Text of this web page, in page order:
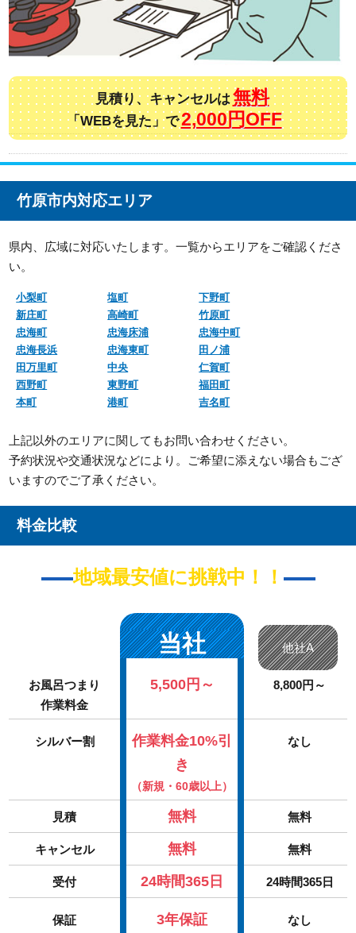
見積り、キャンセルは 無料
「WEBを見た」で2,000円OFF
竹原市内対応エリア
県内、広域に対応いたします。一覧からエリアをご確認くださ
い。
小梨町 塩町
下野町
新庄町
高崎町
竹原町
忠海町
忠海床浦
忠海中町
忠海長浜
忠海東町
田ノ浦
田万里町
中央
仁賀町
西野町
東野町
福田町
本町
港町 吉名町
上記以外のエリアに関してもお問い合わせください。
予約状況や交通状況などにより。ご希望に添えない場合もござ
いますのでご了承ください。
料金比較
地域最安値に挑戦中！！
当社 他社A
お風呂つまり
作業料金
5,500円～ 8,800円～
シルバー割
作業料金10%引
き
（新規・60歳以上）
なし
見積 無料 無料
キャンセル 無料 無料
受付 24時間365日 24時間365日
保証 3年保証 なし